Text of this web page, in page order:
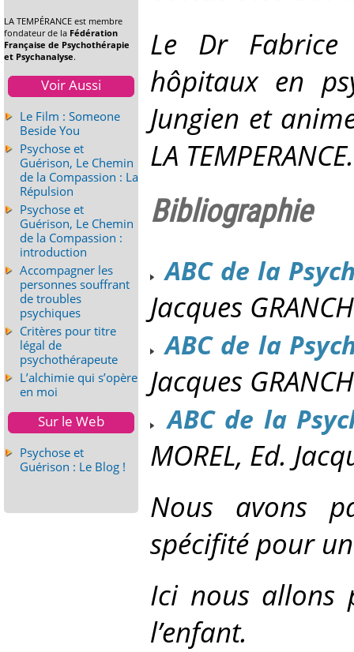
Le Dr Fabrice
hôpitaux en
Jungien et
LA TEMPERANCE.
Bibliographie
ABC de la
Jacques
ABC de la
Jacques
ABC de la
MOREL, Ed.
Nous avons
spécifité pour
Ici nous allons
l’enfant.
LA TEMPÉRANCE est membre
fondateur de la Fédération
Française de Psychothérapie
et Psychanalyse.
Voir Aussi
Le Film : Someone
Beside You
Psychose et
Guérison, Le Chemin
de la Compassion : La
Répulsion
Psychose et
Guérison, Le Chemin
de la Compassion :
introduction
Accompagner les
personnes souffrant
de troubles
psychiques
Critères pour titre
légal de
psychothérapeute
L’alchimie qui s’opère
en moi
Sur le Web
Psychose et
Guérison : Le Blog !